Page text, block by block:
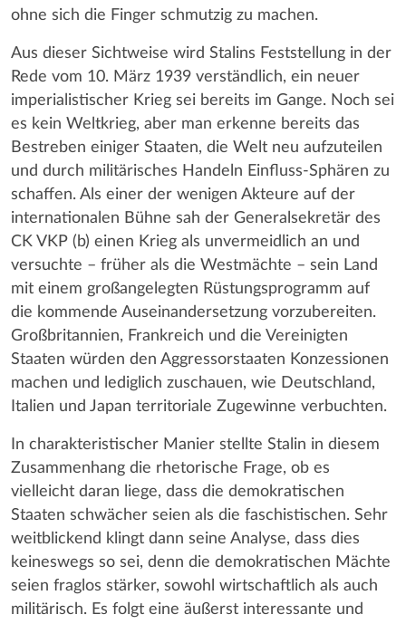
ohne sich die Finger schmutzig zu machen.
Aus dieser Sichtweise wird Stalins Feststellung in der
Rede vom 10. März 1939 verständlich, ein neuer
imperialistischer Krieg sei bereits im Gange. Noch sei
es kein Weltkrieg, aber man erkenne bereits das
Bestreben einiger Staaten, die Welt neu aufzuteilen
und durch militärisches Handeln Einfluss-Sphären zu
schaffen. Als einer der wenigen Akteure auf der
internationalen Bühne sah der Generalsekretär des
CK VKP (b) einen Krieg als unvermeidlich an und
versuchte – früher als die Westmächte – sein Land
mit einem großangelegten Rüstungsprogramm auf
die kommende Auseinandersetzung vorzubereiten.
Großbritannien, Frankreich und die Vereinigten
Staaten würden den Aggressorstaaten Konzessionen
machen und lediglich zuschauen, wie Deutschland,
Italien und Japan territoriale Zugewinne verbuchten.
In charakteristischer Manier stellte Stalin in diesem
Zusammenhang die rhetorische Frage, ob es
vielleicht daran liege, dass die demokratischen
Staaten schwächer seien als die faschistischen. Sehr
weitblickend klingt dann seine Analyse, dass dies
keineswegs so sei, denn die demokratischen Mächte
seien fraglos stärker, sowohl wirtschaftlich als auch
militärisch. Es folgt eine äußerst interessante und